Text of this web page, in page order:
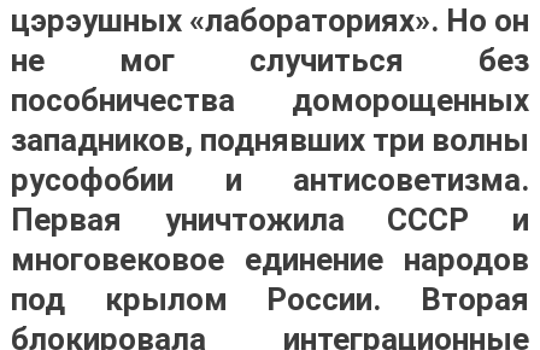
цэрэушных «лабораториях». Но он
не мог случиться без
пособничества доморощенных
западников, поднявших три волны
русофобии и антисоветизма.
Первая уничтожила СССР и
многовековое единение народов
под крылом России. Вторая
блокировала интеграционные